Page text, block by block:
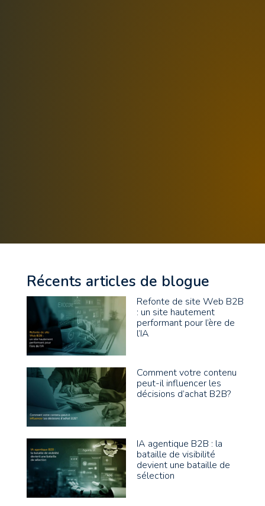
Récents articles de blogue
Refonte de site Web B2B
: un site hautement
performant pour l’ère de
l’IA
Comment votre contenu
peut-il influencer les
décisions d’achat B2B?
IA agentique B2B : la
bataille de visibilité
devient une bataille de
sélection